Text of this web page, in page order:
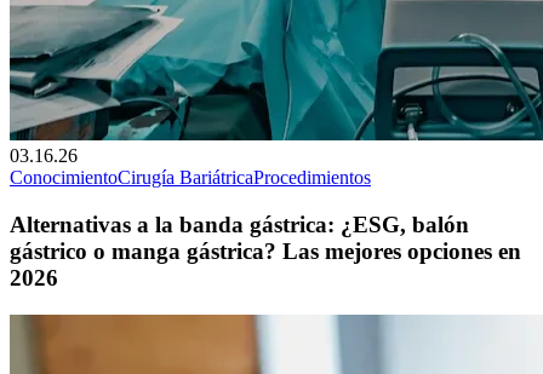
03.16.26
ConocimientoCirugía BariátricaProcedimientos
Alternativas a la banda gástrica: ¿ESG, balón
gástrico o manga gástrica? Las mejores opciones en
2026